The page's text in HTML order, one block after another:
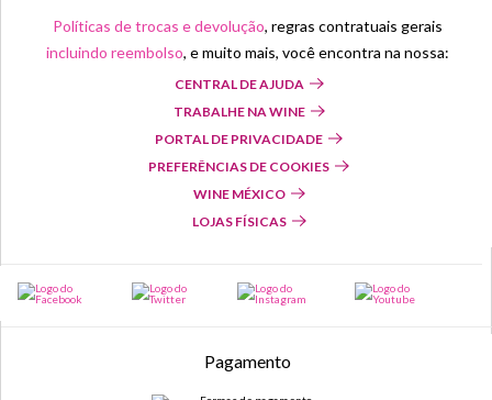
Políticas de trocas e devolução, regras contratuais gerais
incluindo reembolso, e muito mais, você encontra na nossa:
CENTRAL DE AJUDA
TRABALHE NA WINE
PORTAL DE PRIVACIDADE
PREFERÊNCIAS DE COOKIES
WINE MÉXICO
LOJAS FÍSICAS
Pagamento